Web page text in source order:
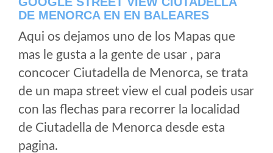
DE MENORCA EN EN BALEARES
Aqui os dejamos uno de los Mapas que
mas le gusta a la gente de usar , para
concocer Ciutadella de Menorca, se trata
de un mapa street view el cual podeis usar
con las flechas para recorrer la localidad
de Ciutadella de Menorca desde esta
pagina.